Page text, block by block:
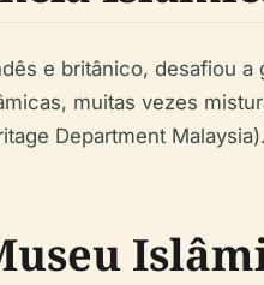
e britânico, desafiou
muitas vezes
Department Malaysia).